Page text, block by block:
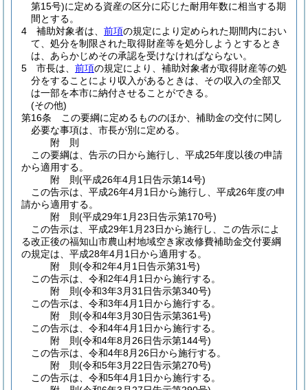
第15号)に定める資産の区分に応じた耐用年数に相当する期
間とする。
4
補助対象者は、 前項の規定により定められた期間内におい
て、処分を制限された取得財産等を処分しようとするとき
は、あらかじめその承認を受けなければならない。
5
市長は、 前項の規定により、補助対象者が取得財産等の処
分をすることにより収入があるときは、その収入の全部又
は一部を本市に納付させることができる。
(その他)
第16条
この要綱に定めるもののほか、補助金の交付に関し
必要な事項は、市長が別に定める。
附 則
この要綱は、告示の日から施行し、平成25年度以後の申請
から適用する。
附 則(平成26年4月1日告示第14号)
この告示は、平成26年4月1日から施行し、平成26年度の申
請から適用する。
附 則(平成29年1月23日告示第170号)
この告示は、平成29年1月23日から施行し、この告示によ
る改正後の福知山市農山村地域空き家改修費補助金交付要綱
の規定は、平成28年4月1日から適用する。
附 則(令和2年4月1日告示第31号)
この告示は、令和2年4月1日から施行する。
附 則(令和3年3月31日告示第340号)
この告示は、令和3年4月1日から施行する。
附 則(令和4年3月30日告示第361号)
この告示は、令和4年4月1日から施行する。
附 則(令和4年8月26日告示第144号)
この告示は、令和4年8月26日から施行する。
附 則(令和5年3月22日告示第270号)
この告示は、令和5年4月1日から施行する。